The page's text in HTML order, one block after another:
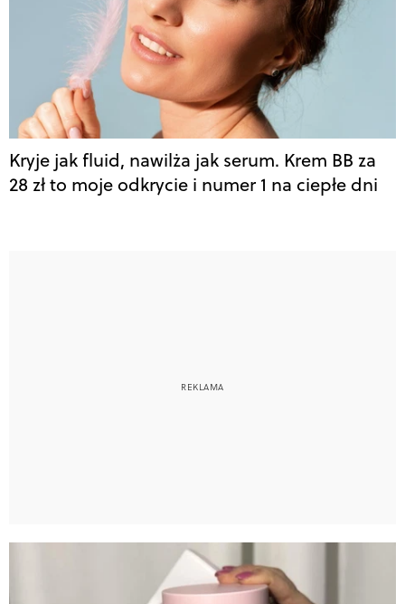
Kryje jak fluid, nawilża jak serum. Krem BB za
28 zł to moje odkrycie i numer 1 na ciepłe dni